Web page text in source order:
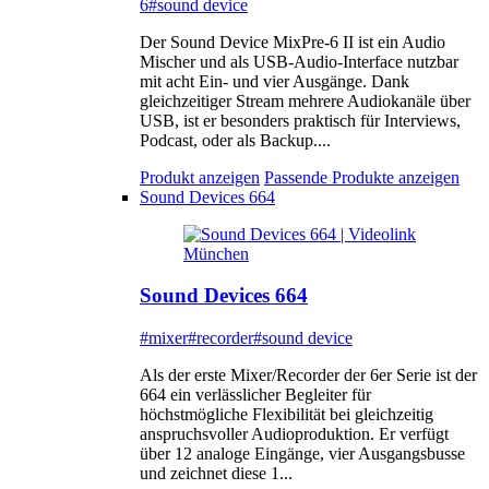
6#sound device
Der Sound Device MixPre-6 II ist ein Audio
Mischer und als USB-Audio-Interface nutzbar
mit acht Ein- und vier Ausgänge. Dank
gleichzeitiger Stream mehrere Audiokanäle über
USB, ist er besonders praktisch für Interviews,
Podcast, oder als Backup....
Produkt anzeigen Passende Produkte anzeigen
Sound Devices 664
Sound Devices 664
#mixer#recorder#sound device
Als der erste Mixer/Recorder der 6er Serie ist der
664 ein verlässlicher Begleiter für
höchstmögliche Flexibilität bei gleichzeitig
anspruchsvoller Audioproduktion. Er verfügt
über 12 analoge Eingänge, vier Ausgangsbusse
und zeichnet diese 1...